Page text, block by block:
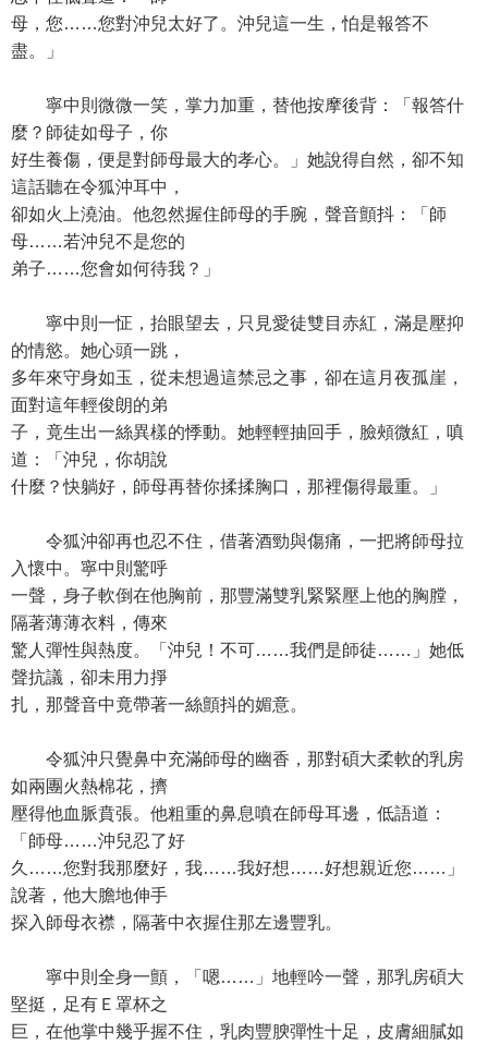
母，您……您對沖兒太好了。沖兒這一生，怕是報答不
盡。」
寧中則微微一笑，掌力加重，替他按摩後背：「報答什
麼？師徒如母子，你
好生養傷，便是對師母最大的孝心。」她說得自然，卻不知
這話聽在令狐沖耳中，
卻如火上澆油。他忽然握住師母的手腕，聲音顫抖：「師
母……若沖兒不是您的
弟子……您會如何待我？」
寧中則一怔，抬眼望去，只見愛徒雙目赤紅，滿是壓抑
的情慾。她心頭一跳，
多年來守身如玉，從未想過這禁忌之事，卻在這月夜孤崖，
面對這年輕俊朗的弟
子，竟生出一絲異樣的悸動。她輕輕抽回手，臉頰微紅，嗔
道：「沖兒，你胡說
什麼？快躺好，師母再替你揉揉胸口，那裡傷得最重。」
令狐沖卻再也忍不住，借著酒勁與傷痛，一把將師母拉
入懷中。寧中則驚呼
一聲，身子軟倒在他胸前，那豐滿雙乳緊緊壓上他的胸膛，
隔著薄薄衣料，傳來
驚人彈性與熱度。「沖兒！不可……我們是師徒……」她低
聲抗議，卻未用力掙
扎，那聲音中竟帶著一絲顫抖的媚意。
令狐沖只覺鼻中充滿師母的幽香，那對碩大柔軟的乳房
如兩團火熱棉花，擠
壓得他血脈賁張。他粗重的鼻息噴在師母耳邊，低語道：
「師母……沖兒忍了好
久……您對我那麼好，我……我好想……好想親近您……」
說著，他大膽地伸手
探入師母衣襟，隔著中衣握住那左邊豐乳。
寧中則全身一顫，「嗯……」地輕吟一聲，那乳房碩大
堅挺，足有Ｅ罩杯之
巨，在他掌中幾乎握不住，乳肉豐腴彈性十足，皮膚細膩如